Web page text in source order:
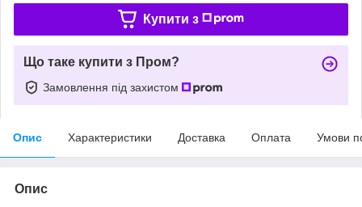
Купити з
Що таке купити з Пром?
Замовлення під захистом
Опис Характеристики Доставка Оплата Умови
Опис